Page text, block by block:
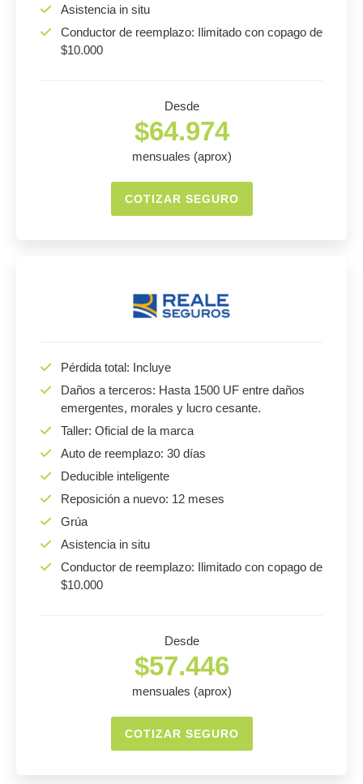
Asistencia in situ
Conductor de reemplazo: Ilimitado con copago de
$10.000
Desde
$64.974
mensuales (aprox)
COTIZAR SEGURO
Pérdida total: Incluye
Daños a terceros: Hasta 1500 UF entre daños
emergentes, morales y lucro cesante.
Taller: Oficial de la marca
Auto de reemplazo: 30 días
Deducible inteligente
Reposición a nuevo: 12 meses
Grúa
Asistencia in situ
Conductor de reemplazo: Ilimitado con copago de
$10.000
Desde
$57.446
mensuales (aprox)
COTIZAR SEGURO